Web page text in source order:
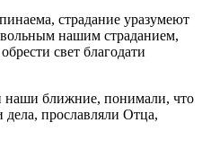
страдание уразумеют
вольным нашим страданием,
свет благодати
наши ближние, понимали, что
дела, прославляли Отца,